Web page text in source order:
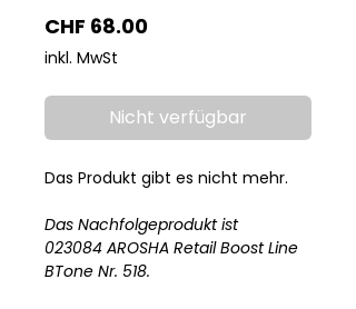
CHF 68.00Preis
inkl. MwSt
Nicht verfügbar
Das Produkt gibt es nicht mehr.
Das Nachfolgeprodukt ist
023084 AROSHA Retail Boost Line
BTone Nr. 518.